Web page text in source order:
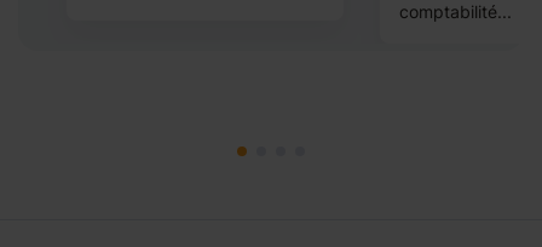
comptabilité...